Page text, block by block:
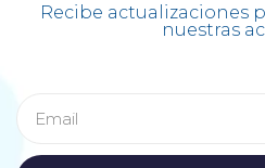
Recibe actualizaciones
nuestras